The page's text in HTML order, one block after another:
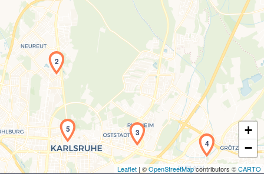
Laden der Karte...
2
3
4
5
+
−
Leaflet | ©OpenStreetMapcontributors ©CARTO